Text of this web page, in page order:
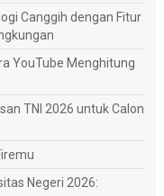
Canggih dengan Fitur
YouTube Menghitung
TNI 2026 untuk Calon
Negeri 2026: